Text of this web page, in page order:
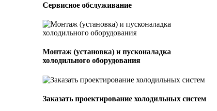
Сервисное обслуживание
Монтаж (установка) и пусконаладка
холодильного оборудования
Заказать проектирование холодильных систем